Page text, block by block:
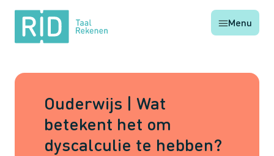
RID
Taal
Rekenen
Menu
Ouderwijs | Wat
betekent het om
dyscalculie te hebben?